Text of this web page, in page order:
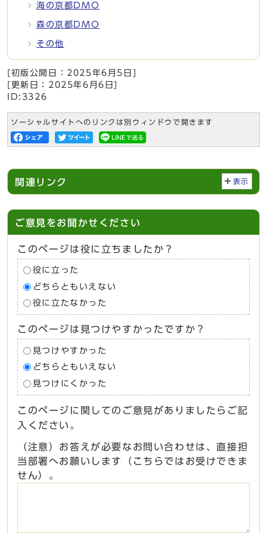
海の京都DMO
森の京都DMO
その他
[初版公開日： 2025年6月5日
[更新日： 2025年6月6日
ID:3326
ソーシャルサイトへのリンクは別ウィンドウで開きます
関連リンク 表示
ご意見をお聞かせください
このページは役に立ちましたか？
役に立った
どちらともいえない
役に立たなかった
このページは見つけやすかったですか？
見つけやすかった
どちらともいえない
見つけにくかった
このページに関してのご意見がありましたらご記
入ください。
（注意）お答えが必要なお問い合わせは、直接担
当部署へお願いします（こちらではお受けできま
せん）。